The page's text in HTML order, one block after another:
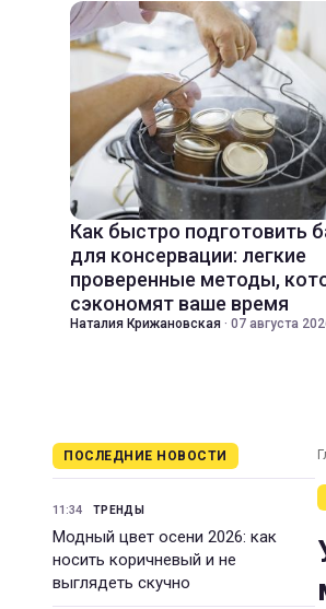
Как быстро подготовить
для консервации: легкие
проверенные методы,
сэкономят ваше время
Наталия Крижановская · 07 августа
ПОСЛЕДНИЕ НОВОСТИ
11:34 ТРЕНДЫ
Модный цвет осени 2026: как
носить коричневый и не
выглядеть скучно